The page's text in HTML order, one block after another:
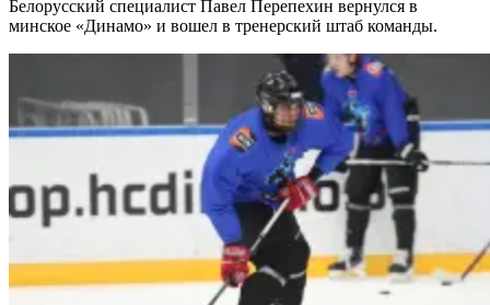
Белорусский специалист Павел Перепехин вернулся в
минское «Динамо» и вошел в тренерский штаб команды.